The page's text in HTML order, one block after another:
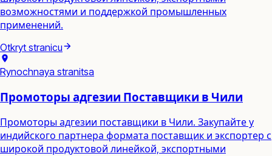
возможностями и поддержкой промышленных
применений.
Otkryt stranicu
Rynochnaya stranitsa
Промоторы адгезии Поставщики в Чили
Промоторы адгезии поставщики в Чили. Закупайте у
индийского партнера формата поставщик и экспортер с
широкой продуктовой линейкой, экспортными